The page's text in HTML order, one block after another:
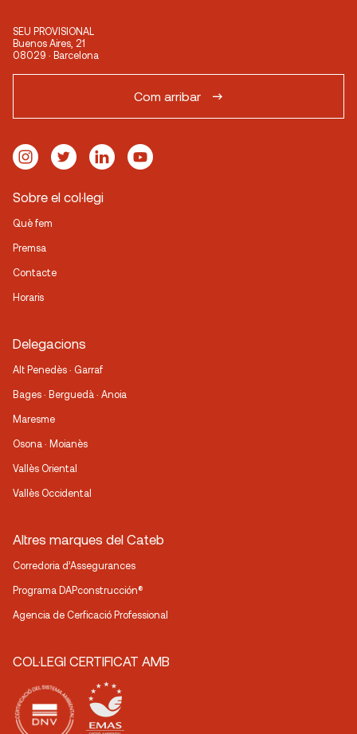
SEU PROVISIONAL
Buenos Aires, 21
08029 · Barcelona
Com arribar
Sobre el col·legi
Què fem
Premsa
Contacte
Horaris
Delegacions
Alt Penedès · Garraf
Bages · Berguedà · Anoia
Maresme
Osona · Moianès
Vallès Oriental
Vallès Occidental
Altres marques del Cateb
Corredoria d’Assegurances
Programa DAPconstrucción®
Agencia de Cerficació Professional
COL·LEGI CERTIFICAT AMB